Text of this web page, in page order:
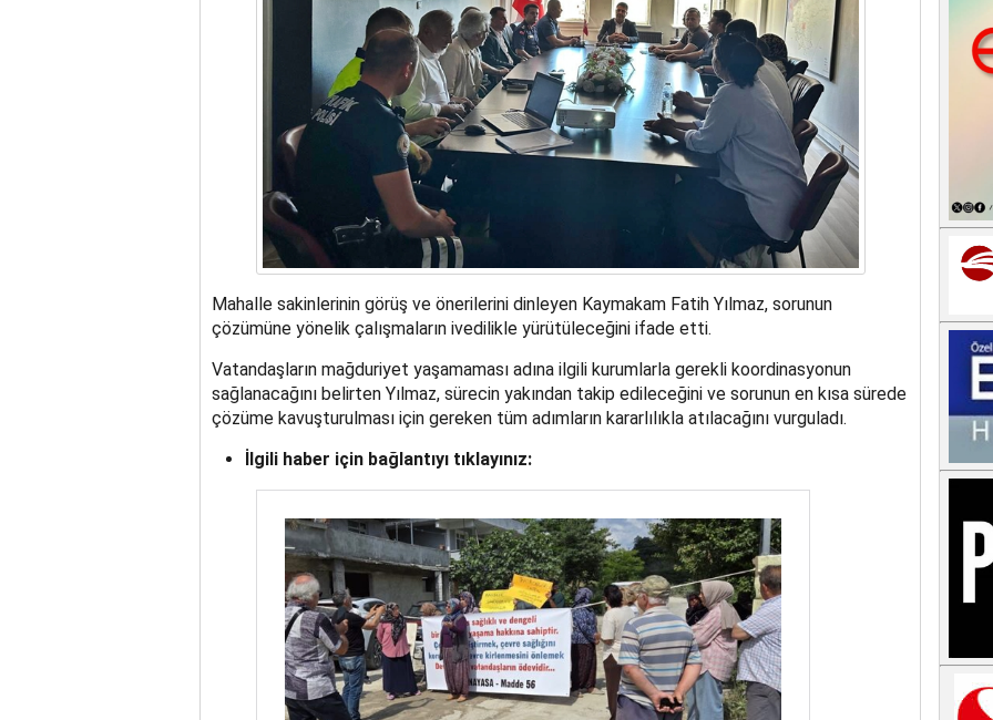
Mahalle sakinlerinin görüş ve önerilerini dinleyen Kaymakam Fatih Yılmaz, sorunun
çözümüne yönelik çalışmaların ivedilikle yürütüleceğini ifade etti.
Vatandaşların mağduriyet yaşamaması adına ilgili kurumlarla gerekli koordinasyonun
sağlanacağını belirten Yılmaz, sürecin yakından takip edileceğini ve sorunun en kısa sürede
çözüme kavuşturulması için gereken tüm adımların kararlılıkla atılacağını vurguladı.
İlgili haber için bağlantıyı tıklayınız: